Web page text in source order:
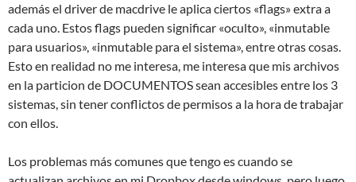
además el driver de macdrive le aplica ciertos «flags» extra a
cada uno. Estos flags pueden significar «oculto», «inmutable
para usuarios», «inmutable para el sistema», entre otras cosas.
Esto en realidad no me interesa, me interesa que mis archivos
en la particion de DOCUMENTOS sean accesibles entre los 3
sistemas, sin tener conflictos de permisos a la hora de trabajar
con ellos.
Los problemas más comunes que tengo es cuando se